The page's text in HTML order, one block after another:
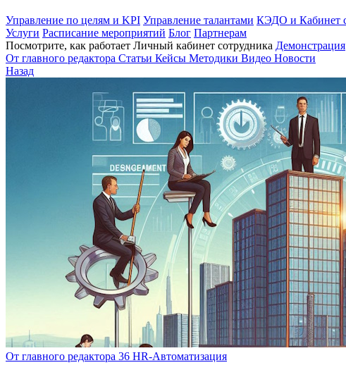
Управление по целям и KPI Управление талантами КЭДО и Кабинет
Услуги Расписание мероприятий Блог Партнерам
Посмотрите, как работает Личный кабинет сотрудника Демонстрация
От главного редактора Статьи Кейсы Методики Видео Новости
Назад
От главного редактора 36 HR-Автоматизация